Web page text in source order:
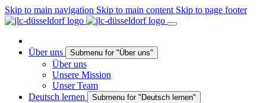
Skip to main navigation Skip to main content Skip to page footer
Über uns Submenu for "Über uns"
Über uns
Unsere Mission
Unser Team
Deutsch lernen
Submenu for "Deutsch lernen"